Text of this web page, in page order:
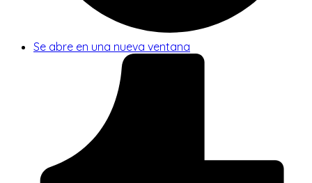
Se abre en una nueva ventana